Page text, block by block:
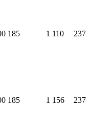
185 1 110 237
185 1 156 237